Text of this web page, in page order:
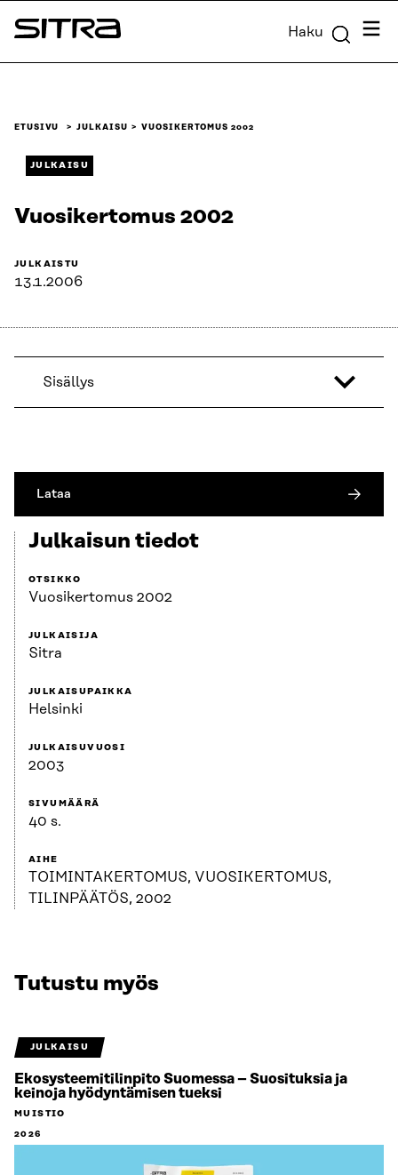
Siirry
suoraan
Sitra Haku
ETUSIVU JULKAISU VUOSIKERTOMUS 2002
JULKAISU
Vuosikertomus 2002
JULKAISTU
13.1.2006
Sisällys
Lataa
Julkaisun tiedot
OTSIKKO
Vuosikertomus 2002
JULKAISIJA
Sitra
JULKAISUPAIKKA
Helsinki
JULKAISUVUOSI
2003
SIVUMÄÄRÄ
40 s.
AIHE
TOIMINTAKERTOMUS, VUOSIKERTOMUS,
TILINPÄÄTÖS, 2002
Tutustu myös
JULKAISU
Ekosysteemitilinpito Suomessa – Suosituksia ja
keinoja hyödyntämisen tueksi
MUISTIO
2026